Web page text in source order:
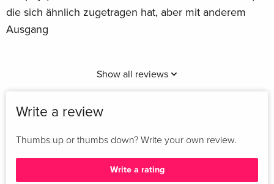
die sich ähnlich zugetragen hat, aber mit anderem
Ausgang
Show all reviews
Write a review
Thumbs up or thumbs down? Write your own review.
Write a rating